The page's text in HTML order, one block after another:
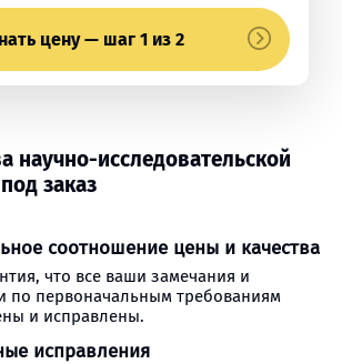
цену — шаг 1 из 2
научно-исследовательской
заказ
соотношение цены и качества
что все ваши замечания и
по первоначальным требованиям
и исправлены.
исправления